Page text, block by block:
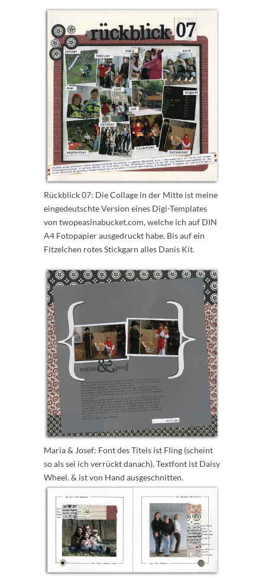
Rückblick 07: Die Collage in der Mitte ist meine
eingedeutschte Version eines Digi-Templates
von twopeasinabucket.com, welche ich auf DIN
A4 Fotopapier ausgedruckt habe. Bis auf ein
Fitzelchen rotes Stickgarn alles Danis Kit.
Maria & Josef: Font des Titels ist Fling (scheint
so als sei ich verrückt danach), Textfont ist Daisy
Wheel. & ist von Hand ausgeschnitten.